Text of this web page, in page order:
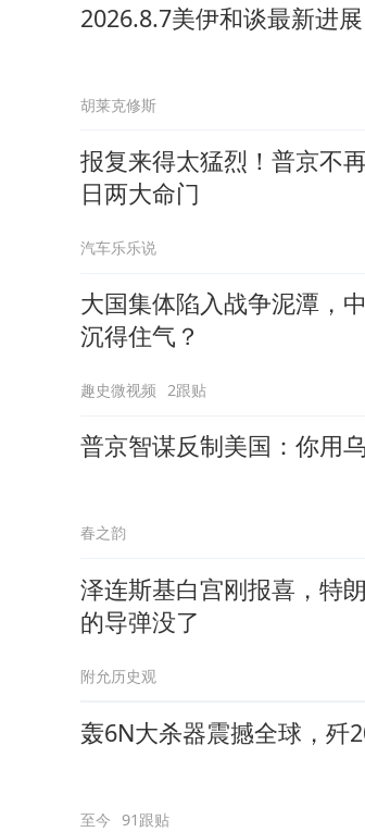
2026.8.7美伊和谈最新进
胡莱克修斯
报复来得太猛烈！普京不
日两大命门
汽车乐乐说
大国集体陷入战争泥潭，
沉得住气？
趣史微视频 2跟贴
普京智谋反制美国：你用
春之韵
泽连斯基白宫刚报喜，特
的导弹没了
附允历史观
轰6N大杀器震撼全球，歼
至今 91跟贴